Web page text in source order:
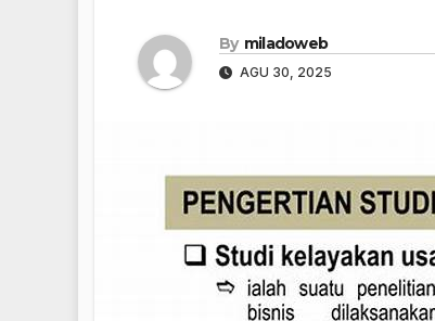
By miladoweb
AGU 30, 2025